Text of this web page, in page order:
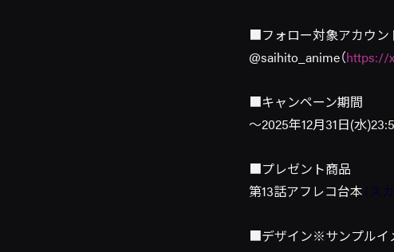
■フォロー対象アカウン
@saihito_anime（https://
■キャンペーン期間
～2025年12月31日(水
■プレゼント商品
第13話アフレコ台本（ス
■デザイン※サンプルイ